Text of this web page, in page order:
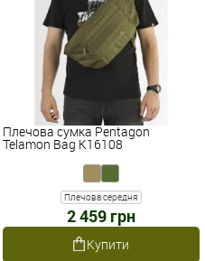
Плечова сумка Pentagon
Telamon Bag K16108
Плечова середня
2 459 грн
Купити